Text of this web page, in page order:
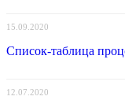
15.09.2020
Список-таблица
12.07.2020